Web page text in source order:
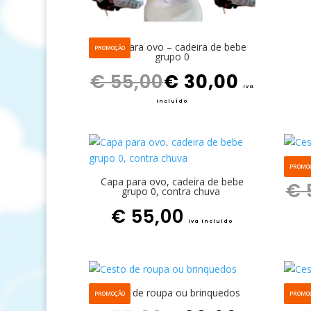
PROMOÇÃO
Capa para ovo – cadeira de bebe
grupo 0
€55,00€ 30,00 iva
incluído
Capa para ovo, cadeira de bebe
grupo 0, contra chuva
€ 55,00 iva incluído
€
PROMOÇÃO
Cesto de roupa ou brinquedos